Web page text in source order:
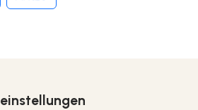
einstellungen